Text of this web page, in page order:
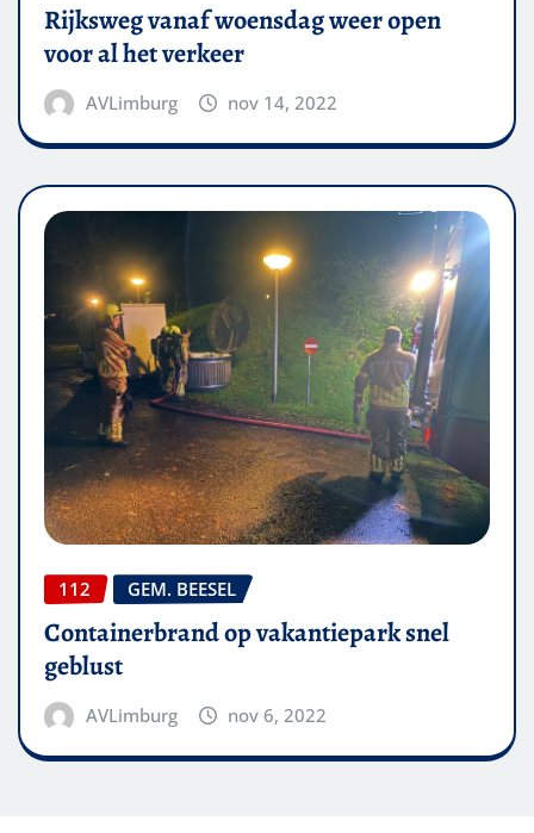
Rijksweg vanaf woensdag weer open
voor al het verkeer
AVLimburg nov 14, 2022
112 GEM. BEESEL
Containerbrand op vakantiepark snel
geblust
AVLimburg nov 6, 2022